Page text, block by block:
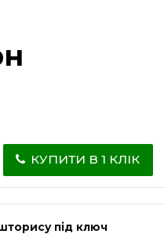
КУПИТИ В 1 КЛІК
під ключ